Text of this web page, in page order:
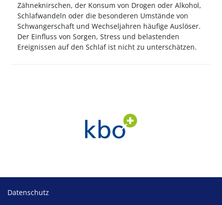
Zähneknirschen, der Konsum von Drogen oder Alkohol,
Schlafwandeln oder die besonderen Umstände von
Schwangerschaft und Wechseljahren häufige Auslöser.
Der Einfluss von Sorgen, Stress und belastenden
Ereignissen auf den Schlaf ist nicht zu unterschätzen.
Datenschutz